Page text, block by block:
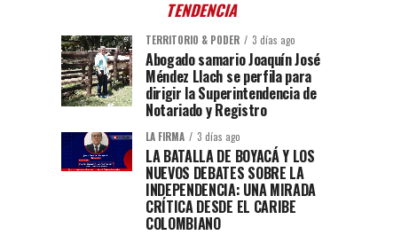
TENDENCIA
TERRITORIO & PODER 3 días ago
Abogado samario Joaquín José
Méndez Llach se perfila para
dirigir la Superintendencia de
Notariado y Registro
LA FIRMA 3 días ago
LA BATALLA DE BOYACÁ Y LOS
NUEVOS DEBATES SOBRE LA
INDEPENDENCIA: UNA MIRADA
CRÍTICA DESDE EL CARIBE
COLOMBIANO